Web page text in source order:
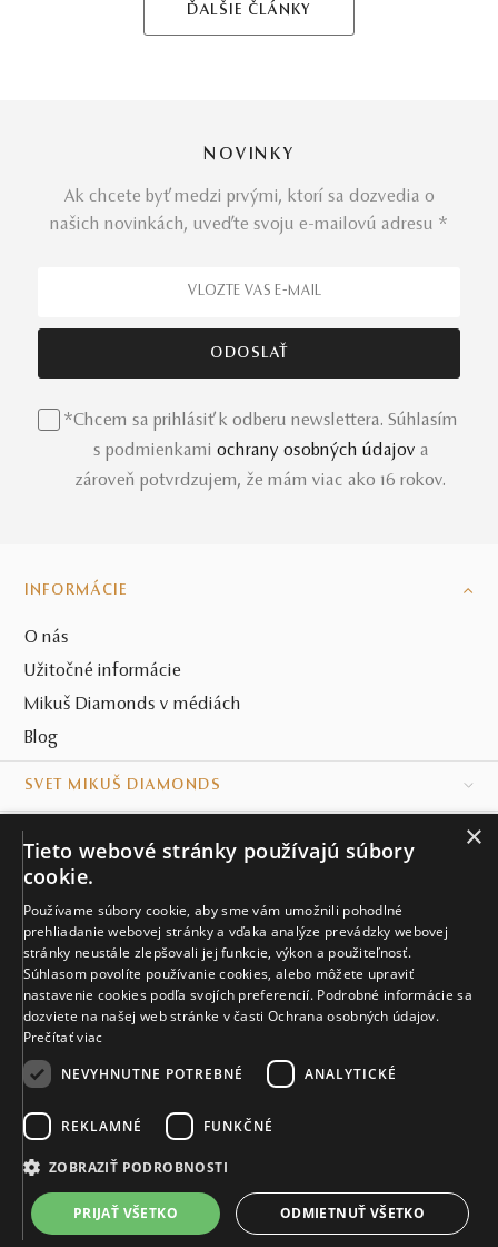
ĎALŠIE ČLÁNKY
4 419 €
Vyrobíme a doručíme do 21 dní
VIAC INFO
NOVINKY
Ak chcete byť medzi prvými, ktorí sa dozvedia o
našich novinkách, uveďte svoju e-mailovú adresu *
*Chcem sa prihlásiť k odberu newslettera. Súhlasím
s podmienkami ochrany osobných údajov a
zároveň potvrdzujem, že mám viac ako 16 rokov.
INFORMÁCIE
O nás
Užitočné informácie
Mikuš Diamonds v médiách
Blog
SVET MIKUŠ DIAMONDS
KONTAKT
Naše klenotníctva
Sídlo spoločnosti
© MIKUŠ DIAMONDS, A.S. 2026. VŠETKY PRÁVA VYHRADENÉ.
×
Tieto webové stránky používajú súbory
cookie.
Používame súbory cookie, aby sme vám umožnili pohodlné
prehliadanie webovej stránky a vďaka analýze prevádzky webovej
stránky neustále zlepšovali jej funkcie, výkon a použiteľnosť.
Súhlasom povolíte používanie cookies, alebo môžete upraviť
nastavenie cookies podľa svojích preferencií. Podrobné informácie sa
dozviete na našej web stránke v časti Ochrana osobných údajov.
Prečítať viac
NEVYHNUTNE POTREBNÉ
ANALYTICKÉ
REKLAMNÉ FUNKČNÉ
ZOBRAZIŤ PODROBNOSTI
PRIJAŤ VŠETKO ODMIETNUŤ VŠETKO